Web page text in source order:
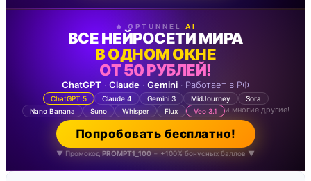
🔥 GPTUNNEL AI
ВСЕ НЕЙРОСЕТИ МИРА
В ОДНОМ ОКНЕ
ОТ 50 РУБЛЕЙ!
ChatGPT · Claude · Gemini · Работает в РФ
ChatGPT 5 Claude 4 Gemini 3 MidJourney
Sora
Nano Banana
Suno Whisper Flux Veo 3.1 и многие другие!
Попробовать бесплатно!
▼ Промокод PROMPT1_100 = +100% бонусных баллов ▼